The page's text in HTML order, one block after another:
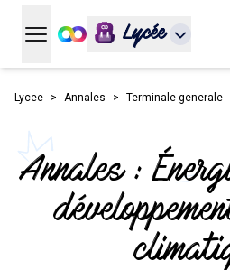
Ouvrir le menu principal
Lycée
Lycee Annales Terminale generale
Annales :